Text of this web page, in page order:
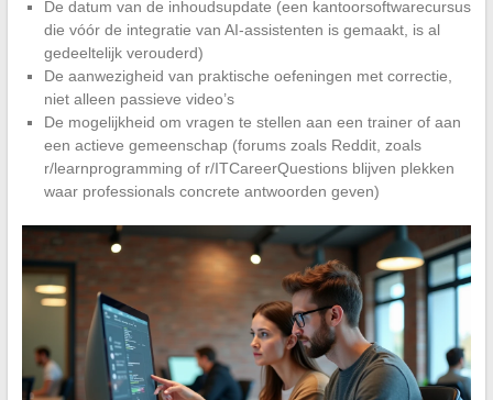
De datum van de inhoudsupdate (een kantoorsoftwarecursus
die vóór de integratie van AI-assistenten is gemaakt, is al
gedeeltelijk verouderd)
De aanwezigheid van praktische oefeningen met correctie,
niet alleen passieve video’s
De mogelijkheid om vragen te stellen aan een trainer of aan
een actieve gemeenschap (forums zoals Reddit, zoals
r/learnprogramming of r/ITCareerQuestions blijven plekken
waar professionals concrete antwoorden geven)